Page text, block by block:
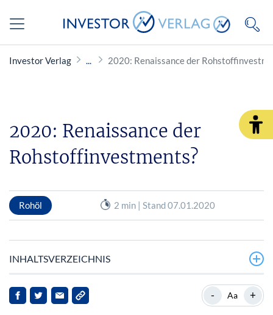
Investor Verlag 2020: Renaissance der
2020: Renaissance der
Rohstoffinvestments?
Rohöl 2 min | Stand 07.01.2020
INHALTSVERZEICHNIS
Drohende Eskalation im Nahen und Mittleren Osten
- Aa +